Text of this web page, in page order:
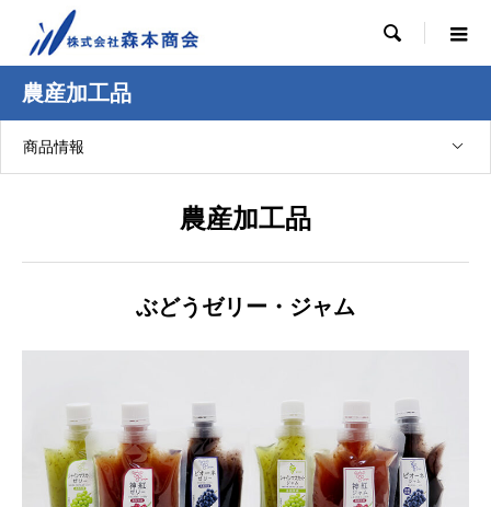

農産加工品
商品情報
農産加工品
ぶどうゼリー・ジャム